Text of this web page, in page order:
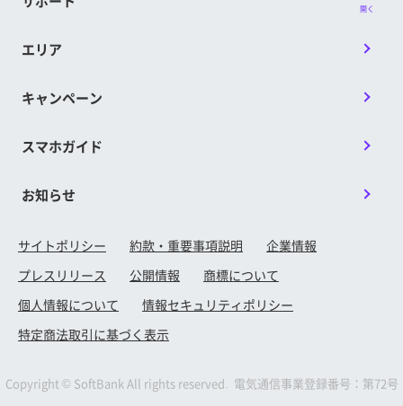
開く
エリア
キャンペーン
スマホガイド
お知らせ
サイトポリシー 約款・重要事項説明
企業情報
プレスリリース
公開情報
商標について
個人情報について
情報セキュリティポリシー
特定商法取引に基づく表示
Copyright © SoftBank All rights reserved. 電気通信事業登録番号：第72号